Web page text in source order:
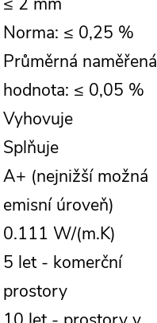
Norma: ≤ 0,25 %
Průměrná naměřená
hodnota: ≤ 0,05 %
Vyhovuje
Splňuje
A+ (nejnižší možná
emisní úroveň)
0.111 W/(m.K)
5 let - komerční
prostory